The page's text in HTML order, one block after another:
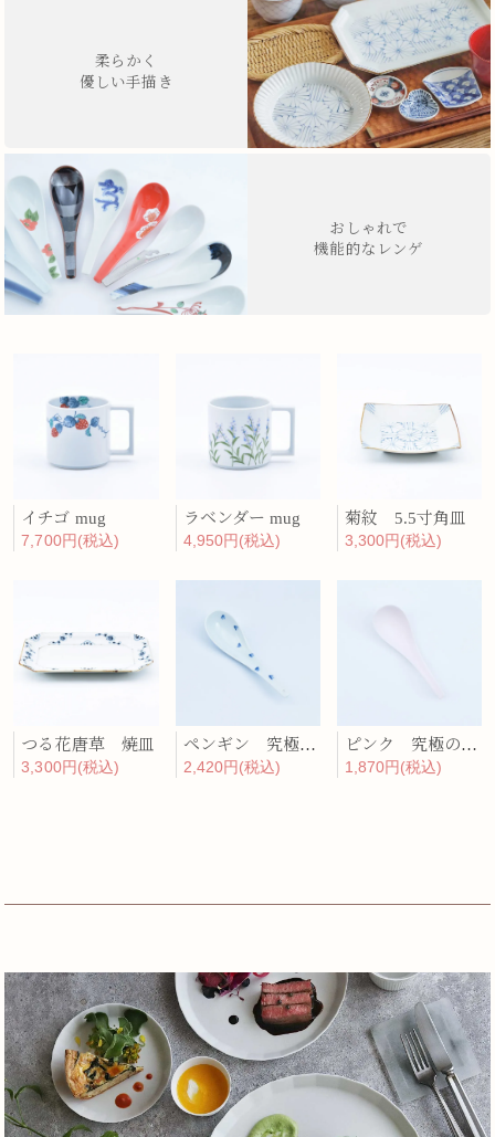
柔らかく
優しい手描き
おしゃれで
機能的なレンゲ
イチゴ mug
7,700円(税込)
ラベンダー mug
4,950円(税込)
菊紋 5.5寸角皿
3,300円(税込)
つる花唐草 焼皿
3,300円(税込)
ペンギン 究極のレンゲ
2,420円(税込)
ピンク 究極のレンゲ
1,870円(税込)